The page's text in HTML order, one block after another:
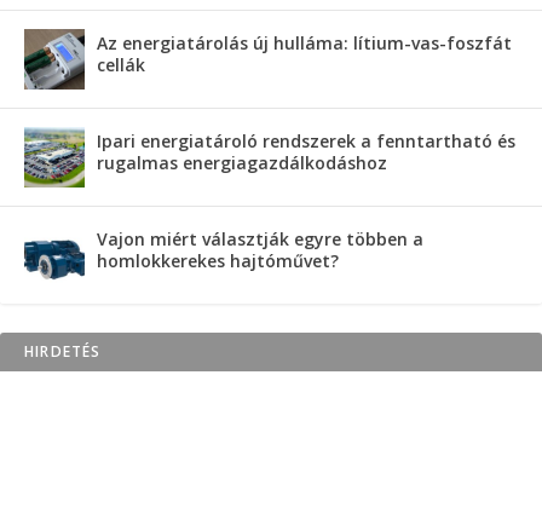
Az energiatárolás új hulláma: lítium-vas-foszfát
cellák
Ipari energiatároló rendszerek a fenntartható és
rugalmas energiagazdálkodáshoz
Vajon miért választják egyre többen a
homlokkerekes hajtóművet?
HIRDETÉS